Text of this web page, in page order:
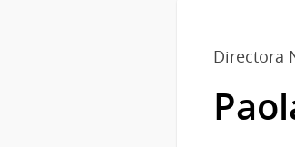
Directora